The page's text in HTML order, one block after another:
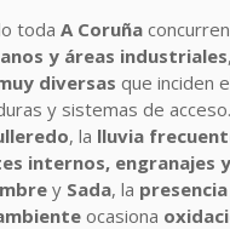
toda A Coruña concurren
y áreas industriales
diversas que inciden
y sistemas de
, la lluvia
internos, engranajes
y Sada, la
ocasiona